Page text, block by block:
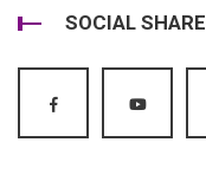
SOCIAL SHARE